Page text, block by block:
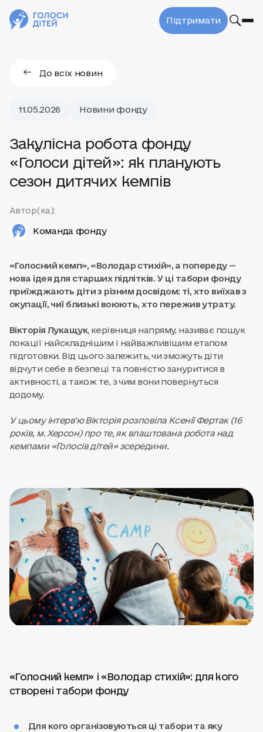
Підтримати
До всіх новин
11.05.2026 Новини фонду
Закулісна робота фонду
«Голоси дітей»: як планують
сезон дитячих кемпів
Автор(ка):
Команда фонду
«Голосний кемп», «Володар стихій», а попереду —
нова ідея для старших підлітків. У ці табори фонду
приїжджають діти з різним досвідом: ті, хто виїхав з
окупації, чиї близькі воюють, хто пережив утрату.
Вікторія Лукащук, керівниця напряму, називає пошук
локації найскладнішим і найважливішим етапом
підготовки. Від цього залежить, чи зможуть діти
відчути себе в безпеці та повністю зануритися в
активності, а також те, з чим вони повернуться
додому.
У цьому інтерв'ю Вікторія розповіла Ксенії Фертак (16
років, м. Херсон) про те, як влаштована робота над
кемпами «Голосів дітей» зсередини.
«Голосний кемп» і «Володар стихій»: для кого
створені табори фонду
Для кого організовуються ці табори та яку